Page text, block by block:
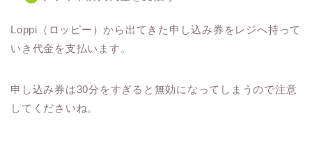
Loppi（ロッピー）から出てきた申し込み券をレジへ持って
いき代金を支払います。
申し込み券は30分をすぎると無効になってしまうので注意
してくださいね。